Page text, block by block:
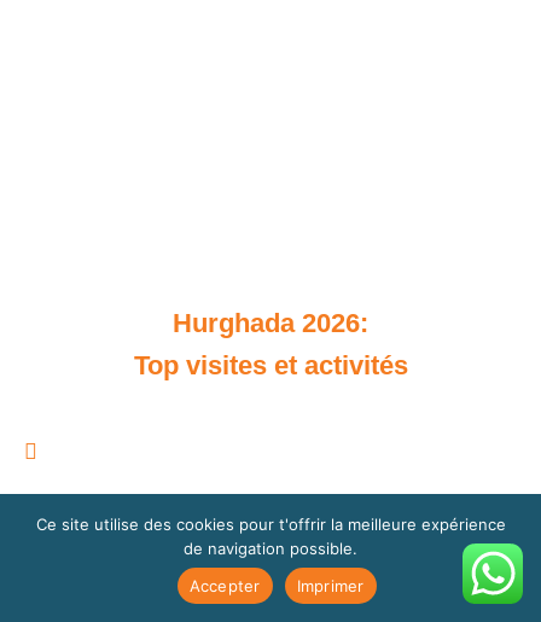
Hurghada 2026:
Top visites et activités
Attractions du Caire 2026
Suggestions d’excursions pour Hurghada
Ce site utilise des cookies pour t'offrir la meilleure expérience
de navigation possible.
Accepter
Imprimer